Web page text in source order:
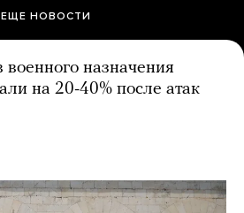
ЕЩЕ НОВОСТИ
назначения
на 20-40% после атак